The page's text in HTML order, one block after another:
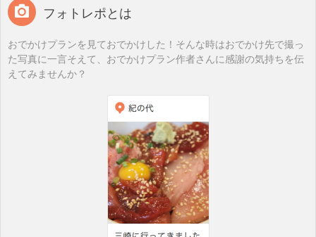
フォトレポとは
おでかけプランを見ておでかけした！そんな時はおでかけ先で撮っ
た写真に一言そえて、おでかけプラン作者さんに感謝の気持ちを伝
えてみませんか？